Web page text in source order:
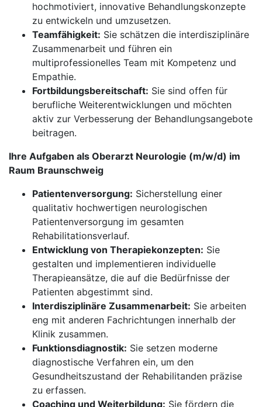
hochmotiviert, innovative Behandlungskonzepte
zu entwickeln und umzusetzen.
Teamfähigkeit: Sie schätzen die interdisziplinäre
Zusammenarbeit und führen ein
multiprofessionelles Team mit Kompetenz und
Empathie.
Fortbildungsbereitschaft: Sie sind offen für
berufliche Weiterentwicklungen und möchten
aktiv zur Verbesserung der Behandlungsangebote
beitragen.
Ihre Aufgaben als Oberarzt Neurologie (m/w/d) im
Raum Braunschweig
Patientenversorgung: Sicherstellung einer
qualitativ hochwertigen neurologischen
Patientenversorgung im gesamten
Rehabilitationsverlauf.
Entwicklung von Therapiekonzepten: Sie
gestalten und implementieren individuelle
Therapieansätze, die auf die Bedürfnisse der
Patienten abgestimmt sind.
Interdisziplinäre Zusammenarbeit: Sie arbeiten
eng mit anderen Fachrichtungen innerhalb der
Klinik zusammen.
Funktionsdiagnostik: Sie setzen moderne
diagnostische Verfahren ein, um den
Gesundheitszustand der Rehabilitanden präzise
zu erfassen.
Coaching und Weiterbildung: Sie fördern die